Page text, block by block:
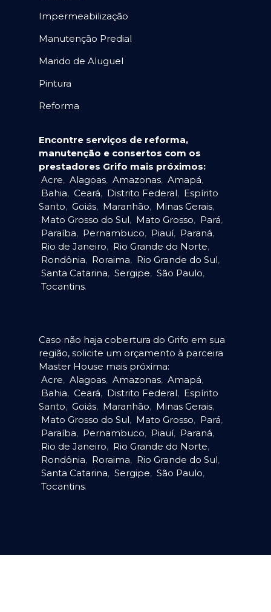
Impermeabilização
Manutenção Predial
Marido de Aluguel
Pintura
Reforma
Encontre serviços de reforma,
manutenção e consertos com os
prestadores Grifo mais próximos:
Acre, Alagoas, Amazonas, Amapá,
Bahia, Ceará, Distrito Federal, Espírito
Santo, Goiás, Maranhão, Minas Gerais,
Mato Grosso do Sul, Mato Grosso, Pará,
Paraíba, Pernambuco, Piauí, Paraná,
Rio de Janeiro, Rio Grande do Norte,
Rondônia, Roraima, Rio Grande do Sul,
Santa Catarina, Sergipe, São Paulo,
Tocantins.
Caso não haja cobertura do Grifo em sua
região, solicite um orçamento à parceira
Master House mais próxima:
Acre, Alagoas, Amazonas, Amapá,
Bahia, Ceará, Distrito Federal, Espírito
Santo, Goiás, Maranhão, Minas Gerais,
Mato Grosso do Sul, Mato Grosso, Pará,
Paraíba, Pernambuco, Piauí, Paraná,
Rio de Janeiro, Rio Grande do Norte,
Rondônia, Roraima, Rio Grande do Sul,
Santa Catarina, Sergipe, São Paulo,
Tocantins.